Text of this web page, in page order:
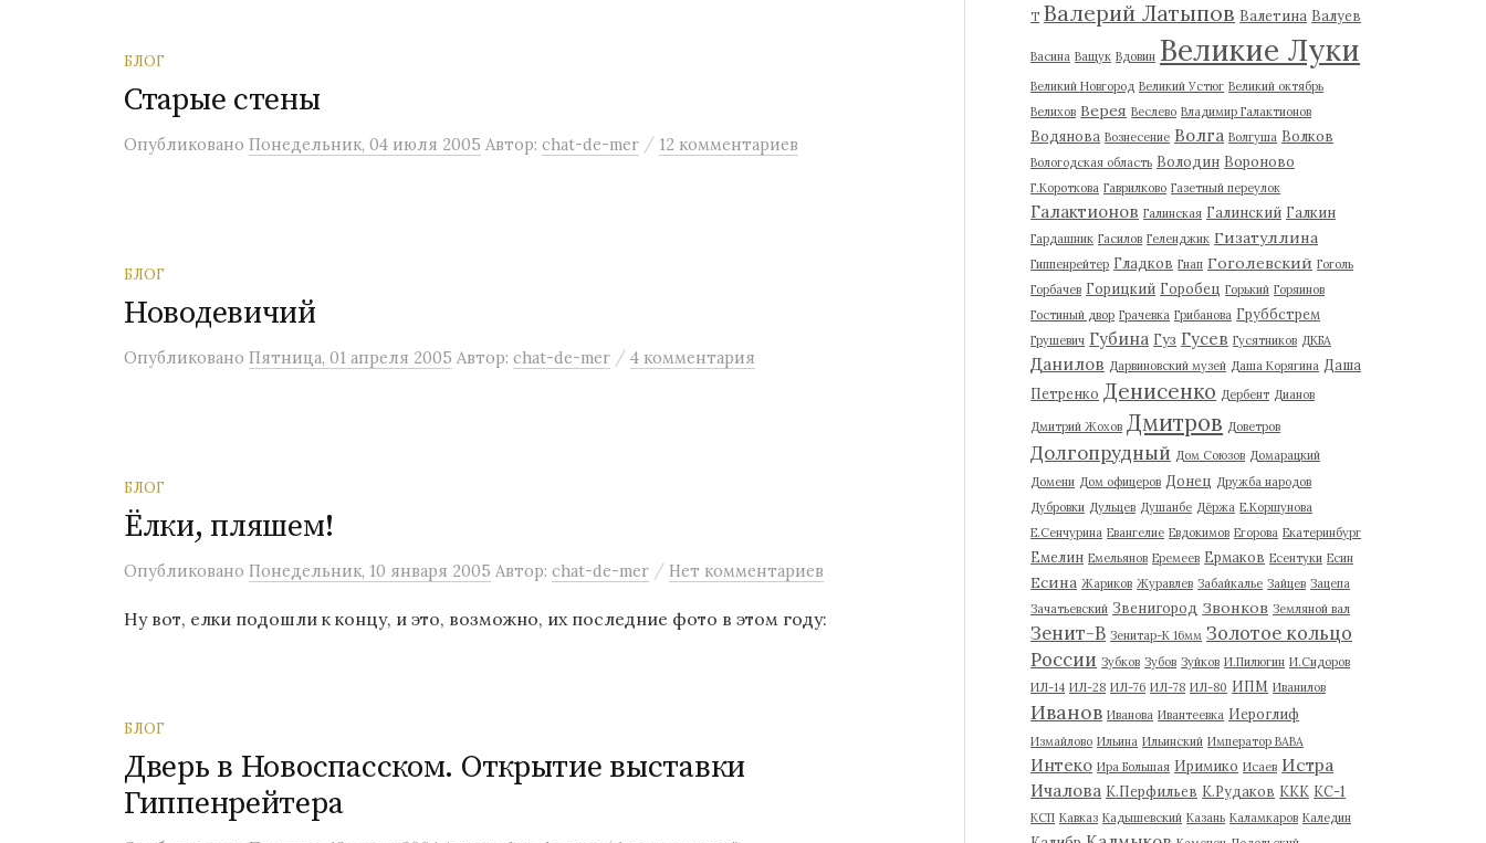
БЛОГ
Старые стены
Опубликовано Понедельник, 04 июля 2005 Автор: chat-de-mer / 12 комментариев
БЛОГ
Новодевичий
Опубликовано Пятница, 01 апреля 2005 Автор: chat-de-mer / 4 комментария
БЛОГ
Ёлки, пляшем!
Опубликовано Понедельник, 10 января 2005 Автор: chat-de-mer / Нет комментариев
Ну вот, елки подошли к концу, и это, возможно, их пoследние фото в этом году:
БЛОГ
Дверь в Новоспасском. Открытие выставки
Гиппенрейтера
Т Валерий Латыпов Валетина Валуев
Васина Ващук Вдовин Великие Луки
Великий Новгород Великий Устюг Великий октябрь
Велихов Верея Веслево Владимир Галактионов
Водянова Вознесение Волга Волгуша Волков
Вологодская область Володин Вороново
Г.Короткова Гаврилково Газетный переулок
Галактионов Галинская Галинский Галкин
Гардашник Гасилов Геленджик Гизатуллина
Гиппенрейтер Гладков Гнап Гоголевский Гоголь
Горбачев Горицкий Горобец Горький Горяинов
Гостиный двор Грачевка Грибанова Груббстрем
Грушевич Губина Гуз Гусев Гусятников ДКБА
Данилов Дарвиновский музей Даша Корягина Даша
Петренко Денисенко Дербент Дианов
Дмитрий Жохов Дмитров Доветров
Долгопрудный Дом Союзов Домарацкий
Домени Дом офицеров Донец Дружба народов
Дубровки Дульцев Душанбе Дёржа Е.Коршунова
Е.Сенчурина Евангелие Евдокимов Егорова Екатеринбург
Емелин Емельянов Еремеев Ермаков Есентуки Есин
Есина Жариков Журавлев Забайкалье Зайцев Зацепа
Зачатьевский Звенигород Звонков Земляной вал
Зенит-В Зенитар-К 16мм Золотое кольцо
России Зубков Зубов Зуйков И.Пилюгин И.Сидоров
ИЛ-14 ИЛ-28 ИЛ-76 ИЛ-78 ИЛ-80 ИПМ Иванилов
Иванов Иванова Ивантеевка Иероглиф
Измайлово Ильина Ильинский Император ВАВА
Интеко Ира Большая Иримико Исаев Истра
Ичалова К.Перфильев К.Рудаков ККК КС-1
КСП Кавказ Кадышевский Казань Каламкаров Каледин